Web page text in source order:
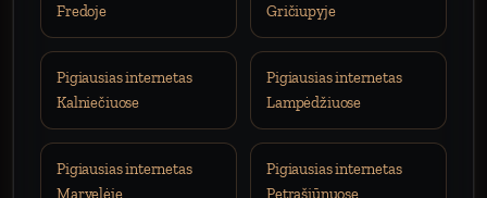
Fredoje
Gričiupyje
Pigiausias internetas
Kalniečiuose
Pigiausias internetas
Lampėdžiuose
Pigiausias internetas
Marvelėje
Pigiausias internetas
Petrašiūnuose